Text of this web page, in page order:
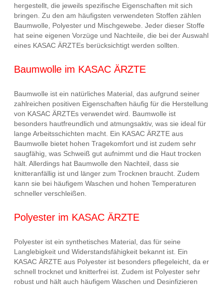
hergestellt, die jeweils spezifische Eigenschaften mit sich
bringen. Zu den am häufigsten verwendeten Stoffen zählen
Baumwolle, Polyester und Mischgewebe. Jeder dieser Stoffe
hat seine eigenen Vorzüge und Nachteile, die bei der Auswahl
eines KASAC ÄRZTEs berücksichtigt werden sollten.
Baumwolle im KASAC ÄRZTE
Baumwolle ist ein natürliches Material, das aufgrund seiner
zahlreichen positiven Eigenschaften häufig für die Herstellung
von KASAC ÄRZTEs verwendet wird. Baumwolle ist
besonders hautfreundlich und atmungsaktiv, was sie ideal für
lange Arbeitsschichten macht. Ein KASAC ÄRZTE aus
Baumwolle bietet hohen Tragekomfort und ist zudem sehr
saugfähig, was Schweiß gut aufnimmt und die Haut trocken
hält. Allerdings hat Baumwolle den Nachteil, dass sie
knitteranfällig ist und länger zum Trocknen braucht. Zudem
kann sie bei häufigem Waschen und hohen Temperaturen
schneller verschleißen.
Polyester im KASAC ÄRZTE
Polyester ist ein synthetisches Material, das für seine
Langlebigkeit und Widerstandsfähigkeit bekannt ist. Ein
KASAC ÄRZTE aus Polyester ist besonders pflegeleicht, da er
schnell trocknet und knitterfrei ist. Zudem ist Polyester sehr
robust und hält auch häufigem Waschen und Desinfizieren